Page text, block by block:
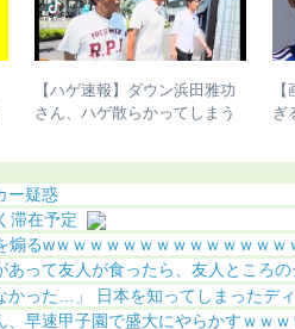
【画像あり】骨延長失敗で脚
切断した人、お気持ち表明
さ
ー疑惑
滞在予定
煽るwｗｗｗｗｗｗｗｗｗｗｗｗｗｗ
って友人が食ったら、友人ところの
った…」 日本を知ってしまったディ
、早速甲子園で盛大にやらかすｗｗｗ